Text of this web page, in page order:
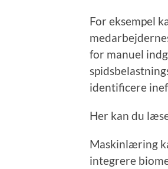
For eksempel
for manuel
identificere
Her kan du
Maskinlæring
integrere